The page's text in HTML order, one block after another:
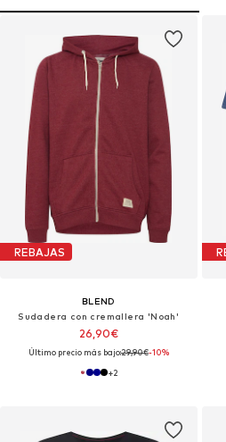
REBAJAS
BLEND
Sudadera con cremallera 'Noah'
26,90€
Último precio más bajo:29,90€-10%
+2